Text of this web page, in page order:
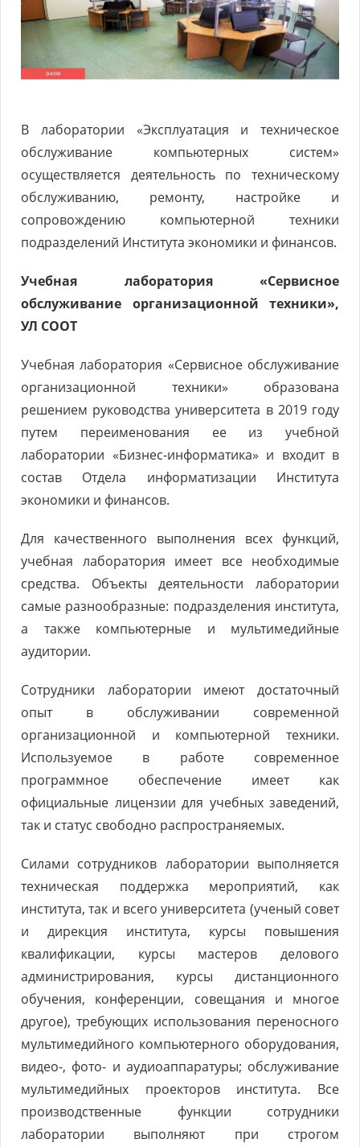
В лаборатории «Эксплуатация и техническое
обслуживание компьютерных систем»
осуществляется деятельность по техническому
обслуживанию, ремонту, настройке и
сопровождению компьютерной техники
подразделений Института экономики и финансов.
Учебная лаборатория «Сервисное
обслуживание организационной техники»,
УЛ СООТ
Учебная лаборатория «Сервисное обслуживание
организационной техники» образована
решением руководства университета в 2019 году
путем переименования ее из учебной
лаборатории «Бизнес-информатика» и входит в
состав Отдела информатизации Института
экономики и финансов.
Для качественного выполнения всех функций,
учебная лаборатория имеет все необходимые
средства. Объекты деятельности лаборатории
самые разнообразные: подразделения института,
а также компьютерные и мультимедийные
аудитории.
Сотрудники лаборатории имеют достаточный
опыт в обслуживании современной
организационной и компьютерной техники.
Используемое в работе современное
программное обеспечение имеет как
официальные лицензии для учебных заведений,
так и статус свободно распространяемых.
Силами сотрудников лаборатории выполняется
техническая поддержка мероприятий, как
института, так и всего университета (ученый совет
и дирекция института, курсы повышения
квалификации, курсы мастеров делового
администрирования, курсы дистанционного
обучения, конференции, совещания и многое
другое), требующих использования переносного
мультимедийного компьютерного оборудования,
видео-, фото- и аудиоаппаратуры; обслуживание
мультимедийных проекторов института. Все
производственные функции сотрудники
лаборатории выполняют при строгом